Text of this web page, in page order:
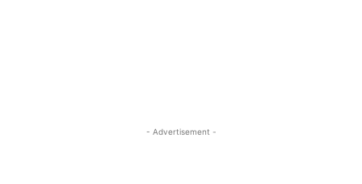
- Advertisement -